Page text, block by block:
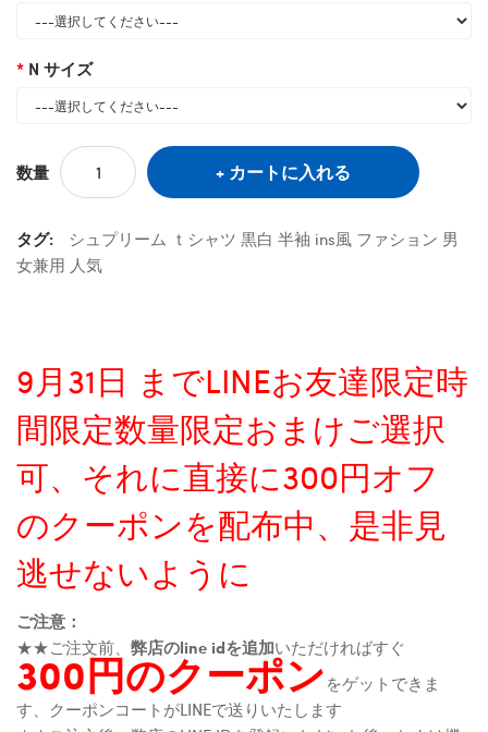
N サイズ
数量 カートに入れる
タグ:
シュプリーム ｔシャツ 黒白 半袖 ins風 ファション 男
女兼用 人気
9月31日 までLINEお友達限定時
間限定数量限定おまけご選択
可、それに直接に300円オフ
のクーポンを配布中、是非見
逃せないように
ご注意：
★★ご注文前、 弊店のline idを追加いただければすぐ
300円のクーポンをゲットできま
す、クーポンコートがLINEで送りいたします